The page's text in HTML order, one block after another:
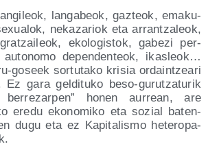
lan­ga­beok, gaz­teok, ema­ku­
neka­za­riok eta arran­tza­leok,
eko­lo­gis­tok, gabe­zi per­
depen­den­teok, ikas­leok…
goseek sor­tu­ta­ko kri­sia ordain­tzea­ri
Ez gara gel­di­tu­ko beso-gurutza­tu­rik
berre­zar­pen” honen aurrean, are
ere­du eko­no­mi­ko eta sozial baten­
dugu eta ez Kapi­ta­lis­mo hete­ro­pa­